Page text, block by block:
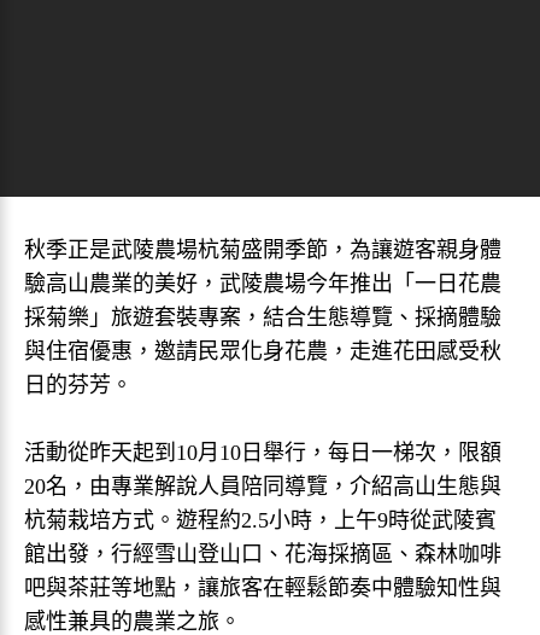
秋季正是武陵農場杭菊盛開季節，為讓遊客親身體
驗高山農業的美好，武陵農場今年推出「一日花農
採菊樂」旅遊套裝專案，結合生態導覽、採摘體驗
與住宿優惠，邀請民眾化身花農，走進花田感受秋
日的芬芳。
活動從昨天起到10月10日舉行，每日一梯次，限額
20名，由專業解說人員陪同導覽，介紹高山生態與
杭菊栽培方式。遊程約2.5小時，上午9時從武陵賓
館出發，行經雪山登山口、花海採摘區、森林咖啡
吧與茶莊等地點，讓旅客在輕鬆節奏中體驗知性與
感性兼具的農業之旅。